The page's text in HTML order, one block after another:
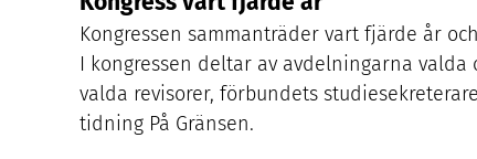
Kongressen sammanträder vart fjärde år
I kongressen deltar av avdelningarna
valda revisorer, förbundets
tidning På Gränsen.